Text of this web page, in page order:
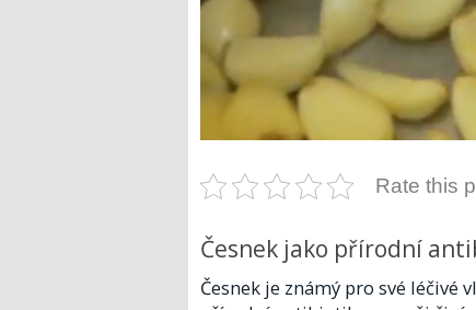
Rate this
Česnek jako přírodní
Česnek je známý pro své léčivé